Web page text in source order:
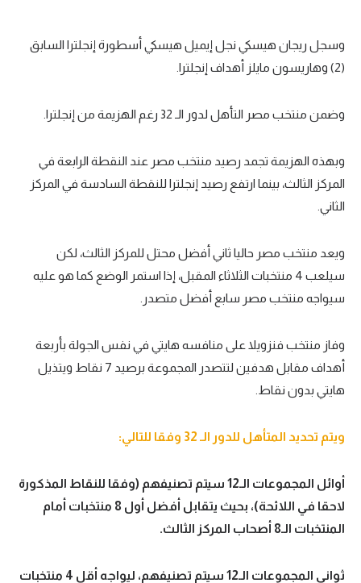
سعودي في الجول
الدوري الإنجليزي
الدوري الإسباني
رياضات أخرى
كرة السلة الأمريكية
كرة سلة
كرة طائرة
الوطن العربي
في المونديال
أمريكا
وسجل ريجان هيسكي نجل إيميل هيسكي أسطورة إنجلترا السابق
(2) وهاريسون مايلز أهداف إنجلترا.
وضمن منتخب مصر التأهل لدور الـ 32 رغم الهزيمة من إنجلترا.
وبهذه الهزيمة تجمد رصيد منتخب مصر عند النقطة الرابعة في
المركز الثالث، بينما ارتفع رصيد إنجلترا للنقطة السادسة في المركز
الثاني.
ويعد منتخب مصر حاليا ثاني أفضل محتل للمركز الثالث، لكن
سيلعب 4 منتخبات الثلاثاء المقبل، إذا استمر الوضع كما هو عليه
سيواجه منتخب مصر سابع أفضل متصدر.
وفاز منتخب فنزويلا على منافسه هايتي في نفس الجولة بأربعة
أهداف مقابل هدفين لتتصدر المجموعة برصيد 7 نقاط ويتذيل
هايتي بدون نقاط.
ويتم تحديد المتأهل للدور الـ 32 وفقا للتالي:
أوائل المجموعات الـ12 سيتم تصنيفهم (وفقا للنقاط المذكورة
لاحقا في اللائحة)، بحيث يتقابل أفضل أول 8 منتخبات أمام
المنتخبات الـ8 أصحاب المركز الثالث.
ثواني المجموعات الـ12 سيتم تصنيفهم، ليواجه أقل 4 منتخبات